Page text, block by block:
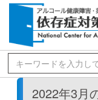
2022年3月